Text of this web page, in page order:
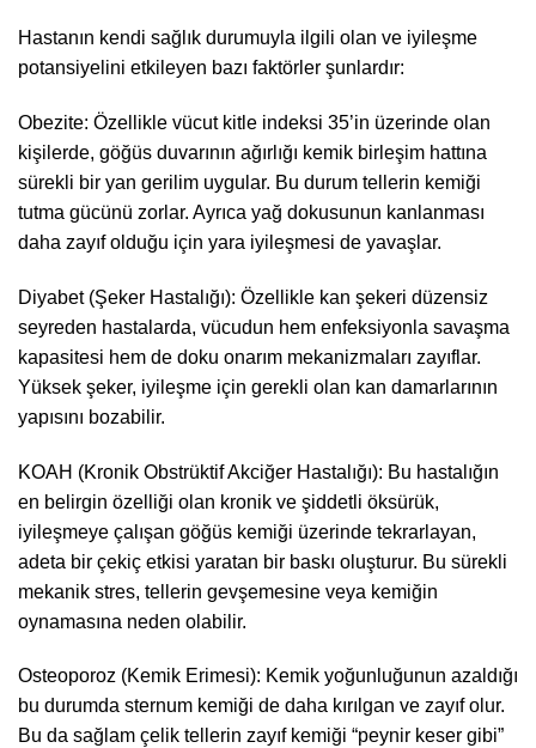
Hastanın kendi sağlık durumuyla ilgili olan ve iyileşme
potansiyelini etkileyen bazı faktörler şunlardır:
Obezite: Özellikle vücut kitle indeksi 35’in üzerinde olan
kişilerde, göğüs duvarının ağırlığı kemik birleşim hattına
sürekli bir yan gerilim uygular. Bu durum tellerin kemiği
tutma gücünü zorlar. Ayrıca yağ dokusunun kanlanması
daha zayıf olduğu için yara iyileşmesi de yavaşlar.
Diyabet (Şeker Hastalığı): Özellikle kan şekeri düzensiz
seyreden hastalarda, vücudun hem enfeksiyonla savaşma
kapasitesi hem de doku onarım mekanizmaları zayıflar.
Yüksek şeker, iyileşme için gerekli olan kan damarlarının
yapısını bozabilir.
KOAH (Kronik Obstrüktif Akciğer Hastalığı): Bu hastalığın
en belirgin özelliği olan kronik ve şiddetli öksürük,
iyileşmeye çalışan göğüs kemiği üzerinde tekrarlayan,
adeta bir çekiç etkisi yaratan bir baskı oluşturur. Bu sürekli
mekanik stres, tellerin gevşemesine veya kemiğin
oynamasına neden olabilir.
Osteoporoz (Kemik Erimesi): Kemik yoğunluğunun azaldığı
bu durumda sternum kemiği de daha kırılgan ve zayıf olur.
Bu da sağlam çelik tellerin zayıf kemiği “peynir keser gibi”